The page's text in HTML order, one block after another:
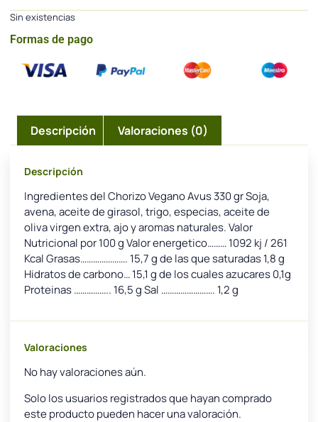
Sin existencias
Formas de pago
Descripción Valoraciones (0)
Descripción
Ingredientes del Chorizo Vegano Avus 330 gr Soja,
avena, aceite de girasol, trigo, especias, aceite de
oliva virgen extra, ajo y aromas naturales. Valor
Nutricional por 100 g Valor energetico……… 1092 kj / 261
Kcal Grasas…………………. 15,7 g de las que saturadas 1,8 g
Hidratos de carbono… 15,1 g de los cuales azucares 0,1g
Proteinas …………….. 16,5 g Sal ……………………. 1,2 g
Valoraciones
No hay valoraciones aún.
Solo los usuarios registrados que hayan comprado
este producto pueden hacer una valoración.